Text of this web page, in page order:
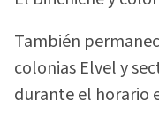
También
colonias Elvel y
durante el horario